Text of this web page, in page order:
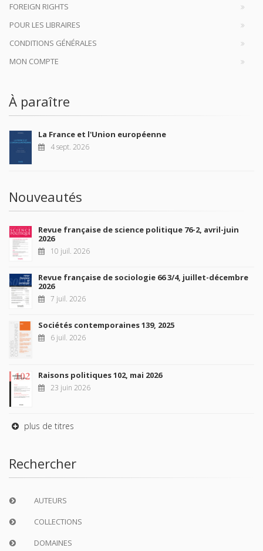
FOREIGN RIGHTS
POUR LES LIBRAIRES
CONDITIONS GÉNÉRALES
MON COMPTE
À paraître
La France et l'Union européenne
4 sept. 2026
Nouveautés
Revue française de science politique 76-2, avril-juin
2026
10 juil. 2026
Revue française de sociologie 66 3/4, juillet-décembre
2026
7 juil. 2026
Sociétés contemporaines 139, 2025
6 juil. 2026
Raisons politiques 102, mai 2026
23 juin 2026
plus de titres
Rechercher
AUTEURS
COLLECTIONS
DOMAINES